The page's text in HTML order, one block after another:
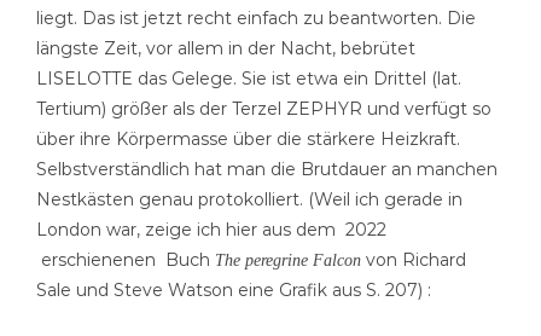
liegt. Das ist jetzt recht einfach zu beantworten. Die
längste Zeit, vor allem in der Nacht, bebrütet
LISELOTTE das Gelege. Sie ist etwa ein Drittel (lat.
Tertium) größer als der Terzel ZEPHYR und verfügt so
über ihre Körpermasse über die stärkere Heizkraft.
Selbstverständlich hat man die Brutdauer an manchen
Nestkästen genau protokolliert. (Weil ich gerade in
London war, zeige ich hier aus dem 2022
erschienenen Buch The peregrine Falconvon Richard
Sale und Steve Watson eine Grafik aus S. 207) :